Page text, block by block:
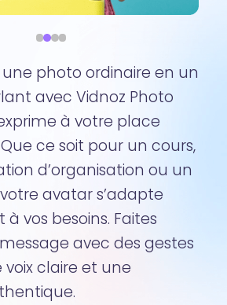
photo ordinaire en un
avec Vidnoz Photo
à votre place
ce soit pour un cours,
d’organisation ou un
avatar s’adapte
vos besoins. Faites
avec des gestes
claire et une